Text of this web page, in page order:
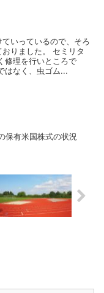
いっているので、そろ
りました。 セミリタ
修理を行いところで
はなく、虫ゴム...
保有米国株式の状況